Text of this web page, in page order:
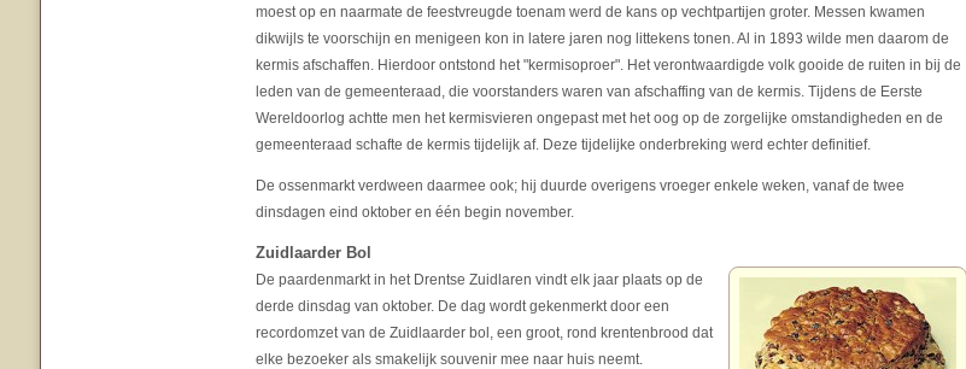
moest op en naarmate de feestvreugde toenam werd de kans op vechtpartijen groter. Messen kwamen
dikwijls te voorschijn en menigeen kon in latere jaren nog littekens tonen. Al in 1893 wilde men daarom de
kermis afschaffen. Hierdoor ontstond het "kermisoproer". Het verontwaardigde volk gooide de ruiten in bij de
leden van de gemeenteraad, die voorstanders waren van afschaffing van de kermis. Tijdens de Eerste
Wereldoorlog achtte men het kermisvieren ongepast met het oog op de zorgelijke omstandigheden en de
gemeenteraad schafte de kermis tijdelijk af. Deze tijdelijke onderbreking werd echter definitief.
De ossenmarkt verdween daarmee ook; hij duurde overigens vroeger enkele weken, vanaf de twee
dinsdagen eind oktober en één begin november.
Zuidlaarder Bol
De paardenmarkt in het Drentse Zuidlaren vindt elk jaar plaats op de
derde dinsdag van oktober. De dag wordt gekenmerkt door een
recordomzet van de Zuidlaarder bol, een groot, rond krentenbrood dat
elke bezoeker als smakelijk souvenir mee naar huis neemt.